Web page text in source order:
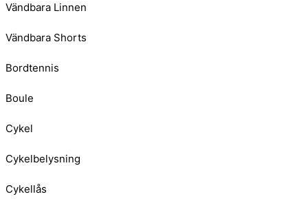
Vändbara Linnen
Vändbara Shorts
Bordtennis
Boule
Cykel
Cykelbelysning
Cykellås